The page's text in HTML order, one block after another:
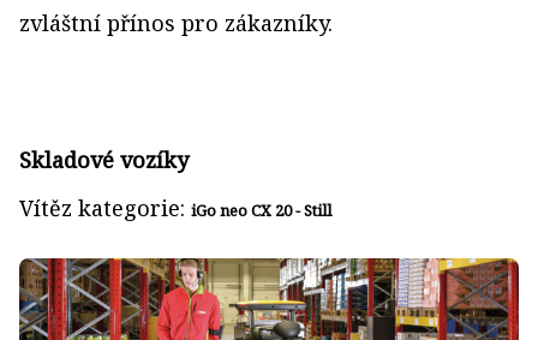
zvláštní přínos pro zákazníky.
Skladové vozíky
Vítěz kategorie: iGo neo CX 20 - Still